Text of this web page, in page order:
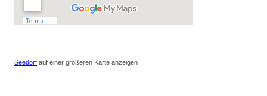
Seedorf auf einer größeren Karte anzeigen